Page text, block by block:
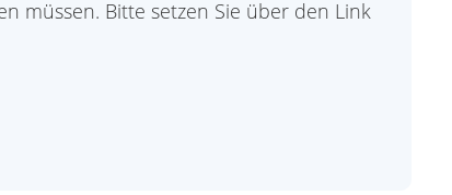
müssen. Bitte setzen Sie über den Link